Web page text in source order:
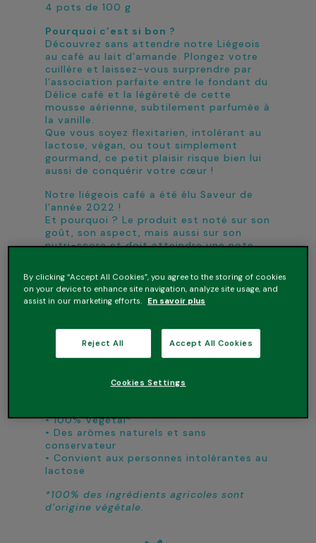
4 pots de 100 g
Pourquoi c’est si bon ?
Découvrez sans attendre notre Liégeois
au café au lait d’amande. Plongez votre
cuillère et laissez-vous surprendre par
l’association parfaite entre le fondant du
Délice café et la légèreté de cette
mousse aérienne, subtilement parfumée à
la vanille.
Que vous soyez flexitarien, intolérant au
lactose, végan, ou tout simplement
gourmand, ce petit plaisir risque bien lui
aussi de conquérir votre cœur !
Notre liégeois café a été élu Saveur de
l’année 2022 !
Et pourquoi ? Le produit est noté sur son
goût, son aspect, mais aussi sur son
nutri-score et doit atteindre une note
120 gourmands, notre liégeois a obtenu
l’excellente note de 17,9/20 !
Le meilleur lait d’amande pour sa douceur
et son onctuosité sans égales, du café au
goût intense, des arômes naturels et
• 100% Végétal*
• Des arômes naturels et sans
conservateur
• Convient aux personnes intolérantes au
lactose
*100% des ingrédients agricoles sont
d’origine végétale.
By clicking “Accept All Cookies”, you agree to the storing of cookies
on your device to enhance site navigation, analyze site usage, and
assist in our marketing efforts. En savoir plus
Reject All Accept All Cookies
Cookies Settings